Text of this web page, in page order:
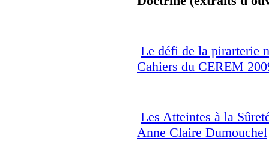
Le défi de la pirarterie
Cahiers du CEREM
Les Atteintes à la
Anne Claire Dumouchel